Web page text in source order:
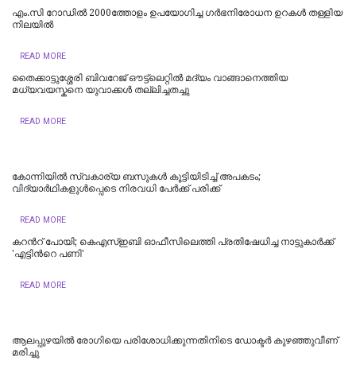
എം.സി റോഡിൽ 2000ത്തോളം ഉപയോഗിച്ച ഗർഭനിരോധന ഉറകൾ തള്ളിയ
നിലയിൽ
READ MORE
തൈക്കാട്ടുശ്ശേരി ബിവറേജ് ഔട്ട്‌ലെറ്റിൽ മദ്യം വാങ്ങാനെത്തിയ
മധ്യവയസ്കനെ യുവാക്കൾ തല്ലിച്ചതച്ചു
READ MORE
‌കോന്നിയില്‍ സ്വകാര്യ ബസുകള്‍ കൂട്ടിയിടിച്ച് അപകടം;
വിദ്യാർഥികളുൾപ്പെടെ നിരവധി പേര്‍ക്ക് പരിക്ക്
READ MORE
കറന്‍റ് പോയി; കെഎസ്ഇബി ഓഫീസിലെത്തി പ്രതിഷേധിച്ച നാട്ടുകാർക്ക്
'എട്ടിന്‍റെ പണി'
READ MORE
ആലപ്പുഴയിൽ രോഗിയെ പരിശോധിക്കുന്നതിനിടെ ഡോക്ടർ കുഴഞ്ഞുവീണ്
മരിച്ചു